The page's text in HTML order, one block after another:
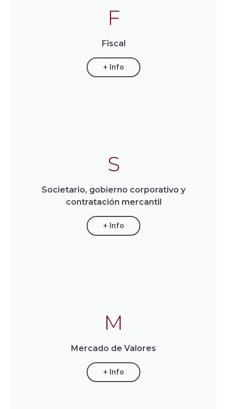
F
Fiscal
+ Info
S
Societario, gobierno corporativo y
contratación mercantil
+ Info
M
Mercado de Valores
+ Info